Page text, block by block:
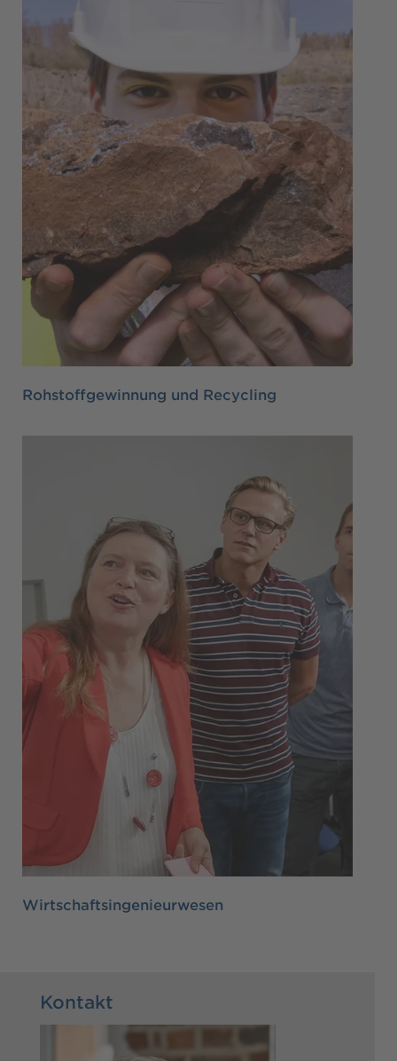
Rohstoffgewinnung und Recycling
Wirtschaftsingenieurwesen
Kontakt